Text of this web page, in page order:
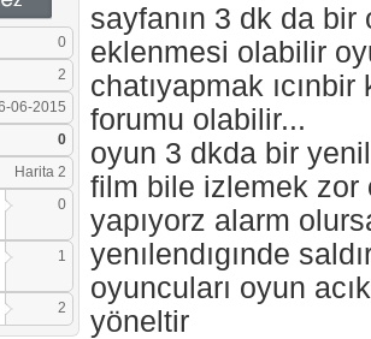
0
2
06-2015
0
Harita 2
0
1
2
sayfanın 3 dk da
eklenmesi olabilir
chatıyapmak
forumu olabilir...
oyun 3 dkda bir
film bile izlemek zor
yapıyorz alarm
yenılendıgınde
oyuncuları oyun
yöneltir